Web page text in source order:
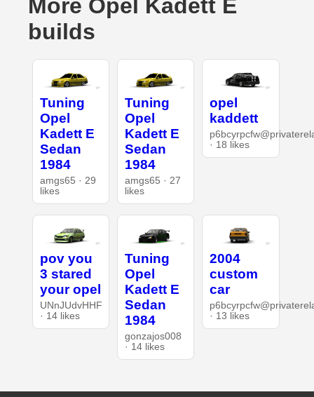
More Opel Kadett E
builds
Tuning
Opel
Kadett E
Sedan
1984
amgs65 · 29
likes
Tuning
Opel
Kadett E
Sedan
1984
amgs65 · 27
likes
opel
kaddett
· 18 likes
pov you
3 stared
your opel
UNnJUdvHHF
· 14 likes
Tuning
Opel
Kadett E
Sedan
1984
gonzajos008
· 14 likes
2004
custom
car
· 13 likes